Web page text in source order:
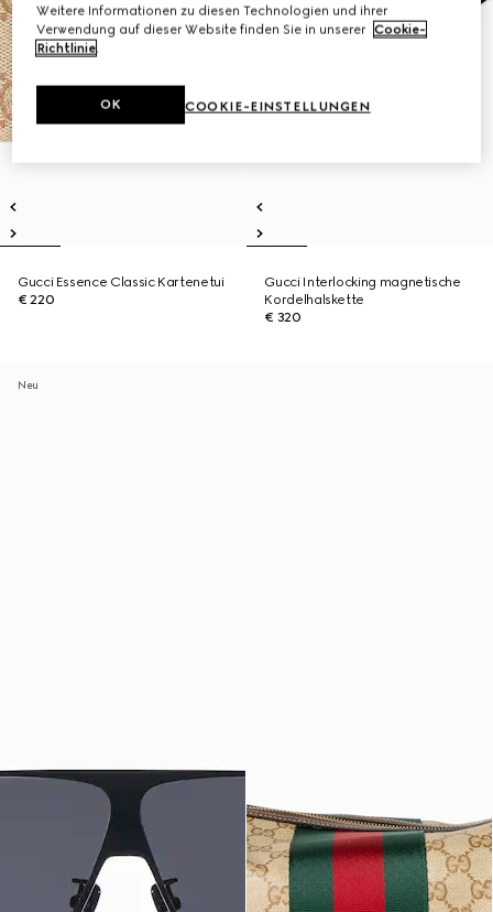
Gucci Essence Classic Kartenetui
€ 220
Gucci Interlocking magnetische
Kordelhalskette
€ 320
Neu
Weitere Informationen zu diesen Technologien und ihrer
Verwendung auf dieser Website finden Sie in unserer Cookie-
Richtlinie.
COOKIE-EINSTELLUNGEN
OK